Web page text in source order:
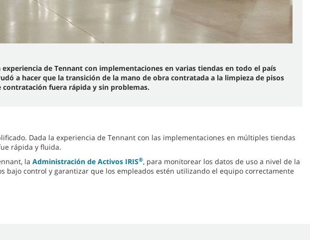
experiencia de Tennant con implementaciones en varias tiendas en todo el país
a hacer que la transición de la mano de obra contratada a la limpieza de pisos
contratación fuera rápida y sin problemas.
Dada la experiencia de Tennant con las implementaciones en múltiples tiendas
rápida y fluida.
la Administración de Activos IRIS®, para monitorear los datos de uso a nivel de la
control y garantizar que los empleados estén utilizando el equipo correctamente